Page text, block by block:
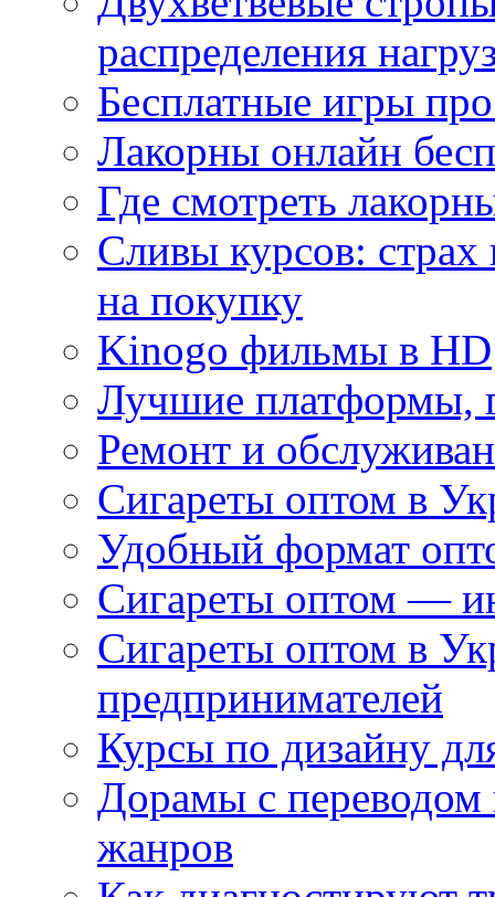
распределения
Бесплатные игры
Лакорны онлайн
Где смотреть
Сливы курсов:
на покупку
Kinogo фильмы в HD
Лучшие платформы,
Ремонт и
Сигареты оптом в
Удобный формат
Сигареты оптом —
Сигареты оптом в
предпринимателей
Курсы по дизайну
Дорамы с переводом
жанров